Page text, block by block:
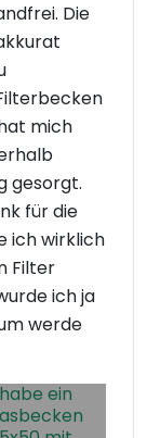
Die
mich
gesorgt.
für die
ich wirklich
Filter
ich ja
werde